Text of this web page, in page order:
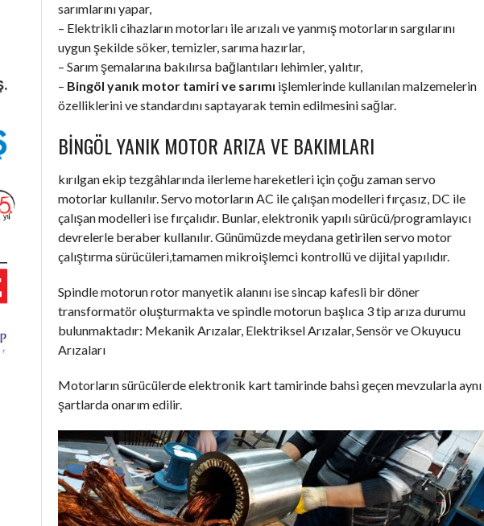
sarımlarını yapar,
– Elektrikli cihazların motorları ile arızalı ve yanmış motorların sargılarını
uygun şekilde söker, temizler, sarıma hazırlar,
– Sarım şemalarına bakılırsa bağlantıları lehimler, yalıtır,
– Bingöl yanık motor tamiri ve sarımı işlemlerinde kullanılan malzemelerin
özelliklerini ve standardını saptayarak temin edilmesini sağlar.
BINGÖL YANIK MOTOR ARIZA VE BAKIMLARI
kırılgan ekip tezgâhlarında ilerleme hareketleri için çoğu zaman servo
motorlar kullanılır. Servo motorların AC ile çalışan modelleri fırçasız, DC ile
çalışan modelleri ise fırçalıdır. Bunlar, elektronik yapılı sürücü/programlayıcı
devrelerle beraber kullanılır. Günümüzde meydana getirilen servo motor
çalıştırma sürücüleri,tamamen mikroişlemci kontrollü ve dijital yapılıdır.
Spindle motorun rotor manyetik alanını ise sincap kafesli bir döner
transformatör oluşturmakta ve spindle motorun başlıca 3 tip arıza durumu
bulunmaktadır: Mekanik Arızalar, Elektriksel Arızalar, Sensör ve Okuyucu
Arızaları
Motorların sürücülerde elektronik kart tamirinde bahsi geçen mevzularla aynı
şartlarda onarım edilir.